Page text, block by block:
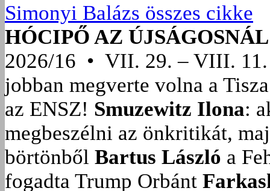
Simonyi Balázs összes cikke
HÓCIPŐ AZ ÚJSÁGOSNÁL
2026/16 • VII. 29. – VIII. 11.
jobban megverte volna a
az ENSZ! Smuzewitz Ilona:
megbeszélni az önkritikát,
börtönből Bartus László a
fogadta Trump Orbánt